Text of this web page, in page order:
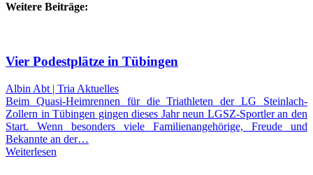
Weitere Beiträge:
Vier Podestplätze in Tübingen
Albin Abt | Tria Aktuelles
Beim Quasi-Heimrennen für die Triathleten der LG Steinlach-
Zollern in Tübingen gingen dieses Jahr neun LGSZ-Sportler an den
Start. Wenn besonders viele Familienangehörige, Freude und
Bekannte an der…
Weiterlesen